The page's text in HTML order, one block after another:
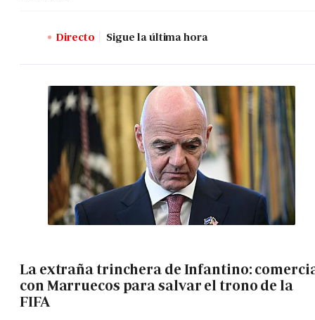
Directo Sigue la última hora
La extraña trinchera de Infantino:
con Marruecos para salvar el trono de la
FIFA